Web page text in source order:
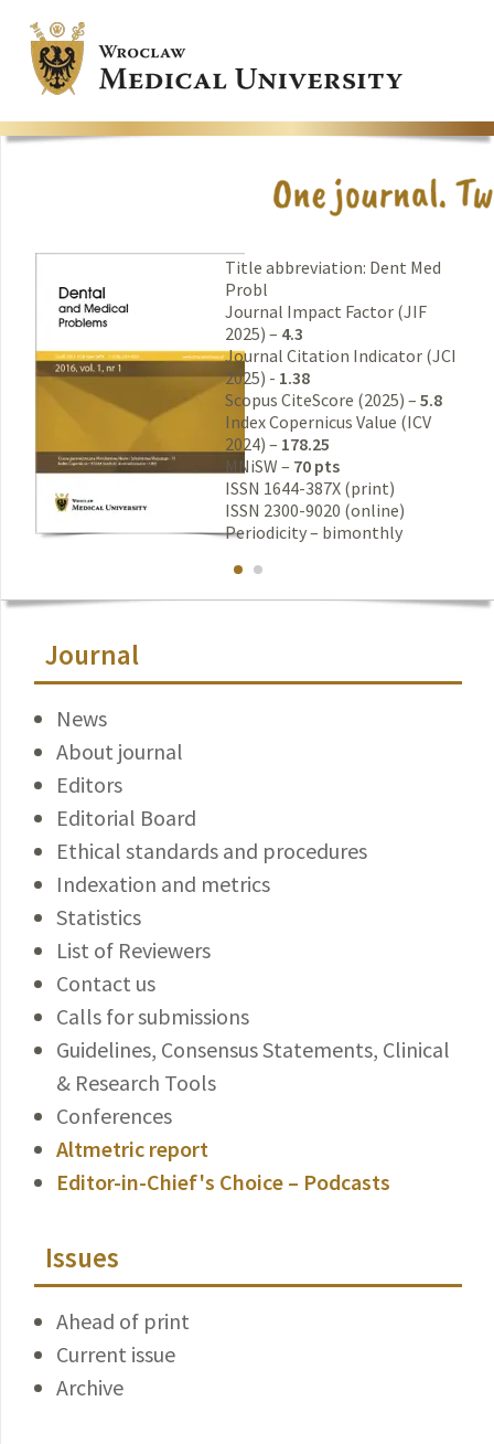
Title abbreviation: Dent Med
Probl
Journal Impact Factor (JIF
2025) – 4.3
Journal Citation Indicator (JCI
2025) - 1.38
Scopus CiteScore (2025) – 5.8
Index Copernicus Value (ICV
2024) – 178.25
MNiSW – 70 pts
ISSN 1644-387X (print)
ISSN 2300-9020 (online)
Periodicity – bimonthly
Journal
News
About journal
Editors
Editorial Board
Ethical standards and procedures
Indexation and metrics
Statistics
List of Reviewers
Contact us
Calls for submissions
Guidelines, Consensus Statements, Clinical
& Research Tools
Conferences
Altmetric report
Editor-in-Chief's Choice – Podcasts
Issues
Ahead of print
Current issue
Archive